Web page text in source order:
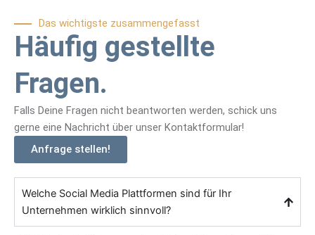
Das wichtigste zusammengefasst
Häufig gestellte
Fragen.
Falls Deine Fragen nicht beantworten werden, schick uns
gerne eine Nachricht über unser Kontaktformular!
Anfrage stellen!
Welche Social Media Plattformen sind für Ihr
Unternehmen wirklich sinnvoll?